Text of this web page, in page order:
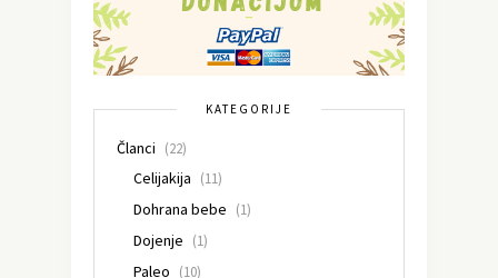
KATEGORIJE
Članci (22)
Celijakija (11)
Dohrana bebe (1)
Dojenje (1)
Paleo (10)